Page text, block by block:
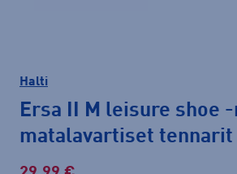
Halti
Ersa II M leisure shoe -
matalavartiset tennarit